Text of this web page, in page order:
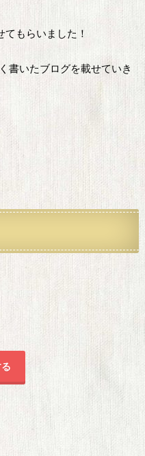
てもらいました！
書いたブログを載せていき